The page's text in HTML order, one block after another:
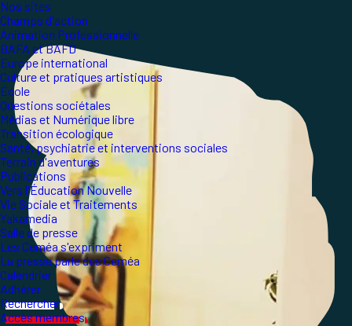
Nos sites
Champs d'action
Animation Professionnelle
BAFA et BAFD
Europe international
Culture et pratiques artistiques
École
Questions sociétales
Médias et Numérique libre
Transition écologique
Santé, psychiatrie et interventions sociales
Terrain d'aventures
Publications
Vers l'Éducation Nouvelle
Vie Sociale et Traitements
Yakamedia
Salle de presse
Les Ceméa s'expriment
La presse parle des Ceméa
Calendrier
Adhérer
Rechercher
Accès membres